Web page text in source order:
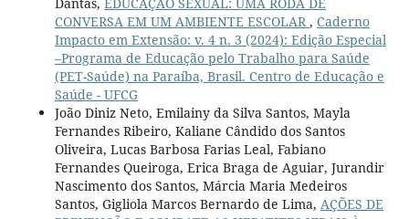
CONVERSA EM UM AMBIENTE ESCOLAR , Caderno
Impacto em Extensão: v. 4 n. 3 (2024): Edição Especial
–Programa de Educação pelo Trabalho para Saúde
(PET-Saúde) na Paraíba, Brasil. Centro de Educação e
Saúde - UFCG
João Diniz Neto, Emilainy da Silva Santos, Mayla
Fernandes Ribeiro, Kaliane Cândido dos Santos
Oliveira, Lucas Barbosa Farias Leal, Fabiano
Fernandes Queiroga, Erica Braga de Aguiar, Jurandir
Nascimento dos Santos, Márcia Maria Medeiros
Santos, Gigliola Marcos Bernardo de Lima, AÇÕES DE